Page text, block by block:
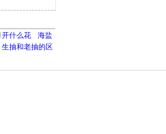
开什么花
海盐
生抽和老抽的区